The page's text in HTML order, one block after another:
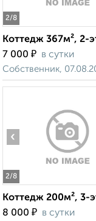
2/8
Коттедж 367м², 2-
7 000 ₽ в сутки
Собственник,
2/8
‹
Коттедж 200м², 3-
8 000 ₽ в сутки